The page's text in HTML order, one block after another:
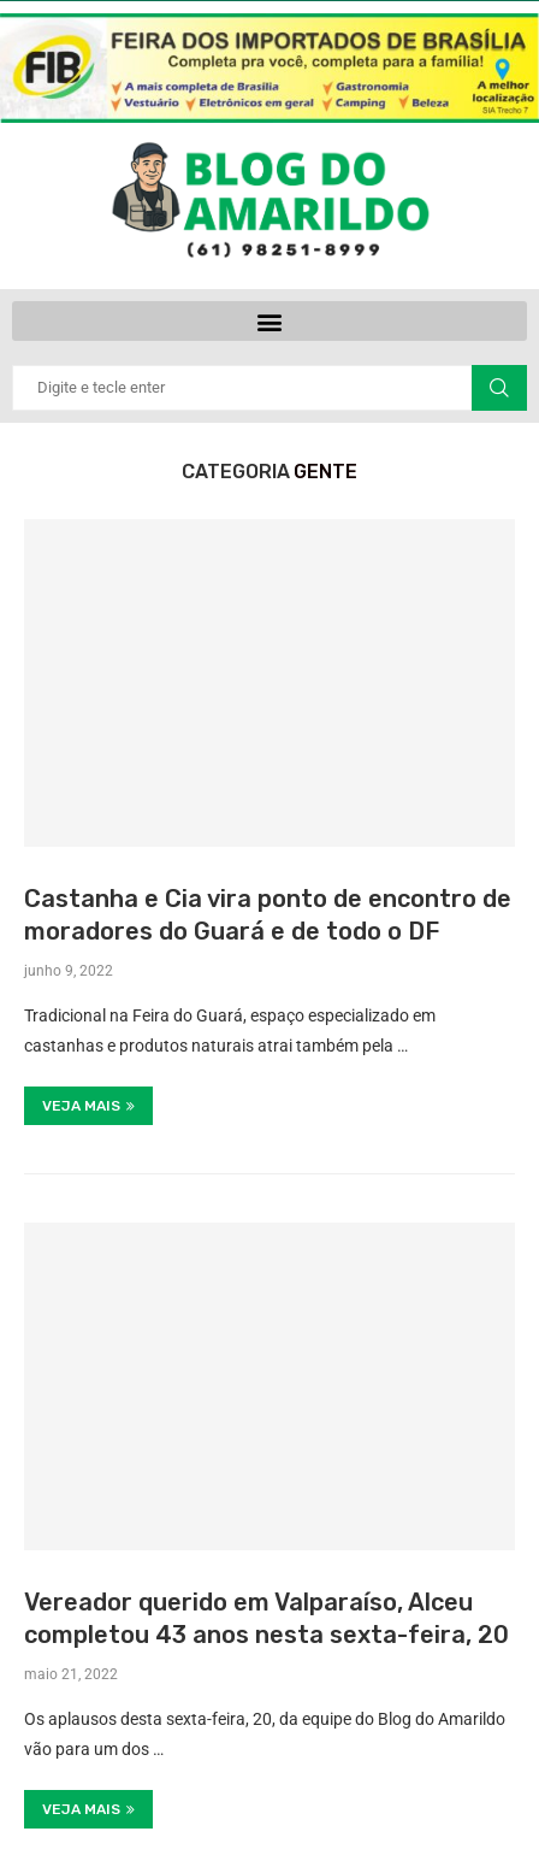
CATEGORIA GENTE
Castanha e Cia vira ponto de encontro de
moradores do Guará e de todo o DF
junho 9, 2022
Tradicional na Feira do Guará, espaço especializado em
castanhas e produtos naturais atrai também pela …
VEJA MAIS
Vereador querido em Valparaíso, Alceu
completou 43 anos nesta sexta-feira, 20
maio 21, 2022
Os aplausos desta sexta-feira, 20, da equipe do Blog do Amarildo
vão para um dos …
VEJA MAIS